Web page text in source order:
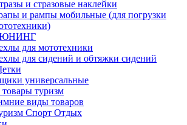
и стразовые наклейки
и рампы мобильные (для погрузки
для мототехники
для сидений и обтяжки сидений
универсальные
туризм
виды товаров
Спорт Отдых